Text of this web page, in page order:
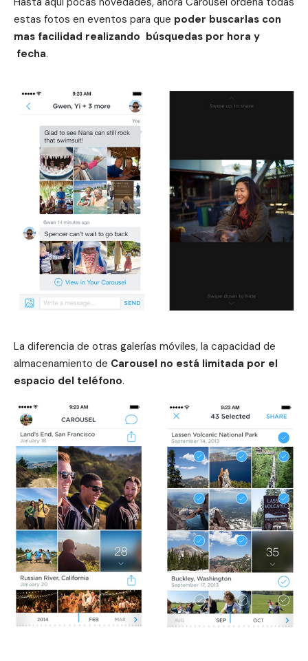
estas fotos en eventos para que poder buscarlas con
mas facilidad realizando búsquedas por hora y
fecha.
La diferencia de otras galerías móviles, la capacidad de
almacenamiento de Carousel no está limitada por el
espacio del teléfono.